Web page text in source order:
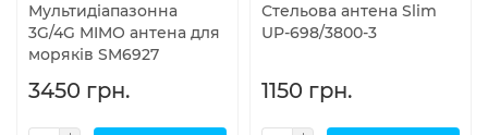
Мультидіапазонна
3G/4G MIMO антена для
моряків SM6927
3450 грн.
Стельова антена Slim
UP-698/3800-3
1150 грн.